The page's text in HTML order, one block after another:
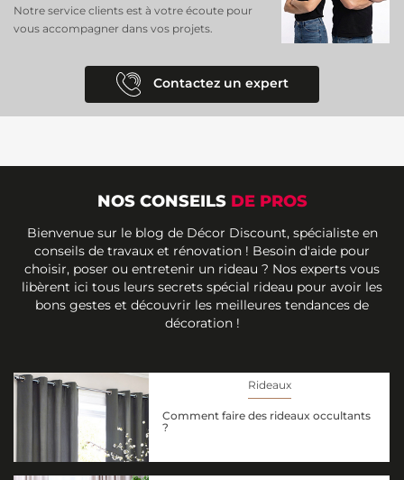
Notre service clients est à votre écoute pour
vous accompagner dans vos projets.
Contactez un expert
NOS CONSEILS DE PROS
Bienvenue sur le blog de Décor Discount, spécialiste en
conseils de travaux et rénovation ! Besoin d'aide pour
choisir, poser ou entretenir un rideau ? Nos experts vous
libèrent ici tous leurs secrets spécial rideau pour avoir les
bons gestes et découvrir les meilleures tendances de
décoration !
Rideaux
Comment faire des rideaux occultants
?